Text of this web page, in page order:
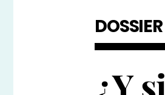
DOSSIER
¿Y